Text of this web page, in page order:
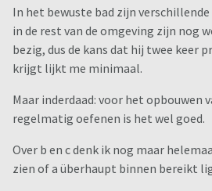
In het bewuste bad zijn
in de rest van de omgeving zijn nog
bezig, dus de kans dat hij twee keer
krijgt lijkt me minimaal.
Maar inderdaad: voor het opbouwen
regelmatig oefenen is het wel goed.
Over b en c denk ik nog maar
zien of a überhaupt binnen bereikt